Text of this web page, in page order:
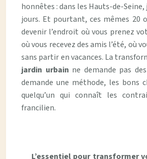
honnêtes : dans les Hauts-de-Seine,
jours. Et pourtant, ces mêmes 20
devenir l’endroit où vous prenez
où vous recevez des amis l’été, où
sans partir en vacances. La
jardin urbain ne demande pas
demande une méthode, les bons
quelqu’un qui connaît les
francilien.
L’essentiel pour transformer